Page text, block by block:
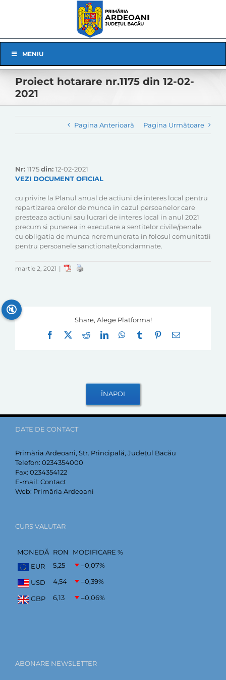
Navigation
MENIU
Proiect hotarare nr.1175 din 12-02-
2021
Pagina Anterioară Pagina Următoare
Nr:1175din:12-02-2021
VEZI DOCUMENT OFICIAL
cu privire la Planul anual de actiuni de interes local pentru
repartizarea orelor de munca in cazul persoanelor care
presteaza actiuni sau lucrari de interes local in anul 2021
precum si punerea in executare a sentitelor civile/penale
cu obligatia de munca neremunerata in folosul comunitatii
pentru persoanele sanctionate/condamnate.
martie 2, 2021 |
Share, Alege Platforma!
Facebook
RedditLinkedInWhatsApp
Tumblr Pinterest
E-
DATE DE CONTACT
Primăria Ardeoani, Str. Principală, Județul Bacău
Telefon: 0234354000
Fax: 0234354122
E-mail: Contact
Web: Primăria Ardeoani
CURS VALUTAR
MONEDĂ RON
MODIFICARE %
EUR
5,25 –0,07%
USD 4,54 –0,39%
GBP 6,13 –0,06%
ABONARE NEWSLETTER
🔇